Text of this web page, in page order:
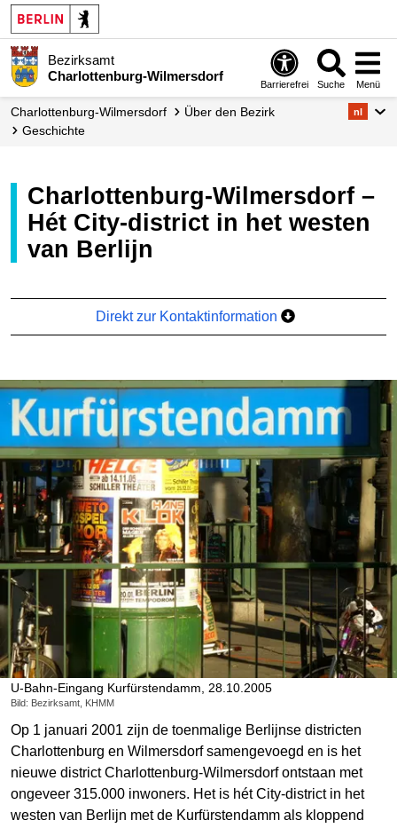
Bezirksamt
Charlottenburg-Wilmersdorf
Barrierefrei Suche Menü
Charlottenburg-Wilmersdorf
Über den Bezirk
Geschichte
nl
Charlottenburg-Wilmersdorf –
Hét City-district in het westen
van Berlijn
Direkt zur Kontaktinformation
U-Bahn-Eingang Kurfürstendamm, 28.10.2005
Bild: Bezirksamt, KHMM
Op 1 januari 2001 zijn de toenmalige Berlijnse districten
Charlottenburg en Wilmersdorf samengevoegd en is het
nieuwe district Charlottenburg-Wilmersdorf ontstaan met
ongeveer 315.000 inwoners. Het is hét City-district in het
westen van Berlijn met de Kurfürstendamm als kloppend